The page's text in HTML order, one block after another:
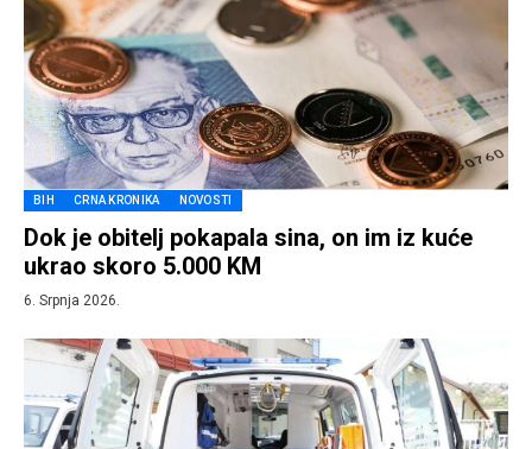
BIH CRNA KRONIKA NOVOSTI
Dok je obitelj pokapala sina, on im iz kuće
ukrao skoro 5.000 KM
6. Srpnja 2026.